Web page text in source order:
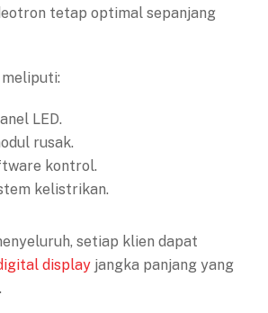
tetap optimal sepanjang
LED.
rusak.
kontrol.
kelistrikan.
setiap klien dapat
display jangka panjang yang